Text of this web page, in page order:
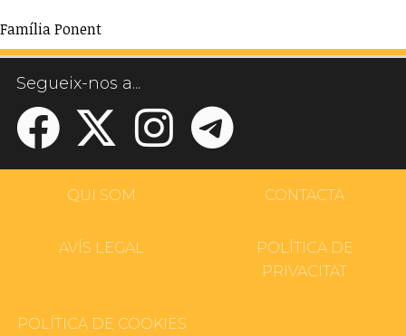
Família Ponent
Segueix-nos a...
QUI SOM CONTACTA
AVÍS LEGAL
POLÍTICA DE
PRIVACITAT
POLÍTICA DE COOKIES